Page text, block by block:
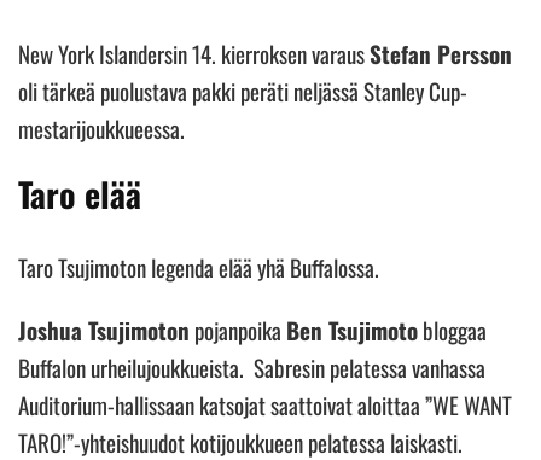
New York Islandersin 14. kierroksen varausStefan Persson
oli tärkeä puolustava pakki peräti neljässä Stanley Cup-
mestarijoukkueessa.
Taro elää
Taro Tsujimoton legenda elää yhä Buffalossa.
Joshua Tsujimoton pojanpoika Ben Tsujimotobloggaa
Buffalon urheilujoukkueista. Sabresin pelatessa vanhassa
Auditorium-hallissaan katsojat saattoivat aloittaa ”WE WANT
TARO!”-yhteishuudot kotijoukkueen pelatessa laiskasti.